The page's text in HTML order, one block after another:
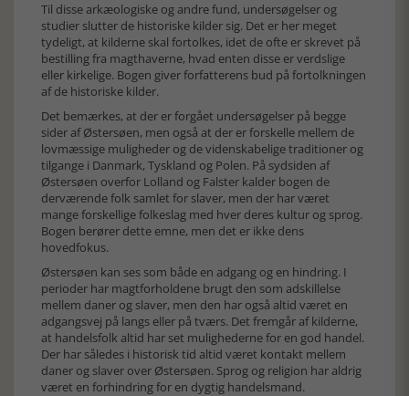
Til disse arkæologiske og andre fund, undersøgelser og
studier slutter de historiske kilder sig. Det er her meget
tydeligt, at kilderne skal fortolkes, idet de ofte er skrevet på
bestilling fra magthaverne, hvad enten disse er verdslige
eller kirkelige. Bogen giver forfatterens bud på fortolkningen
af de historiske kilder.
Det bemærkes, at der er forgået undersøgelser på begge
sider af Østersøen, men også at der er forskelle mellem de
lovmæssige muligheder og de videnskabelige traditioner og
tilgange i Danmark, Tyskland og Polen. På sydsiden af
Østersøen overfor Lolland og Falster kalder bogen de
derværende folk samlet for slaver, men der har været
mange forskellige folkeslag med hver deres kultur og sprog.
Bogen berører dette emne, men det er ikke dens
hovedfokus.
Østersøen kan ses som både en adgang og en hindring. I
perioder har magtforholdene brugt den som adskillelse
mellem daner og slaver, men den har også altid været en
adgangsvej på langs eller på tværs. Det fremgår af kilderne,
at handelsfolk altid har set mulighederne for en god handel.
Der har således i historisk tid altid været kontakt mellem
daner og slaver over Østersøen. Sprog og religion har aldrig
været en forhindring for en dygtig handelsmand.